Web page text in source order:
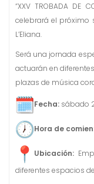
“XXV TROBADA DE
celebrará el próximo
L’Eliana.
Será una jornada
actuarán en
plazas de música
Fecha: sábado
Hora de
Ubicación:
diferentes espacios